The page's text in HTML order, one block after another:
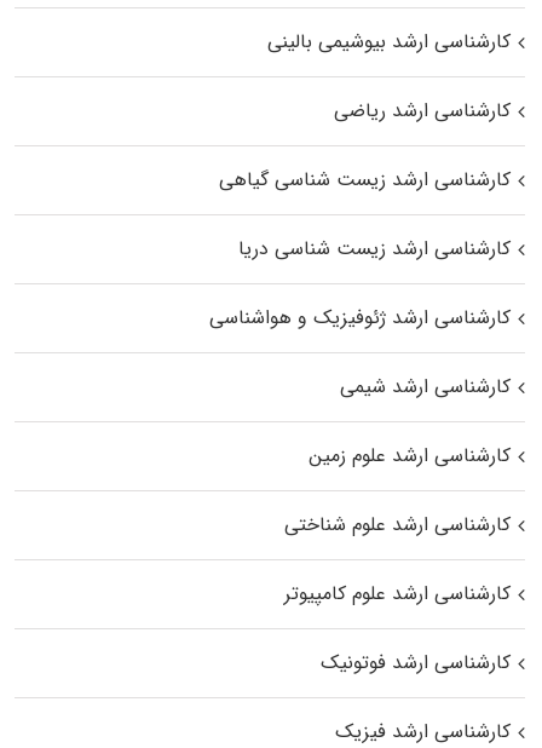
کارشناسی ارشد بیوشیمی بالینی
کارشناسی ارشد ریاضی
کارشناسی ارشد زیست‌ شناسی گیاهی
کارشناسی ارشد زیست‌ شناسی دریا
کارشناسی ارشد ژئوفیزیک و هواشناسی
کارشناسی ارشد شیمی
کارشناسی ارشد علوم زمین
کارشناسی ارشد علوم شناختی
کارشناسی ارشد علوم کامپیوتر
کارشناسی ارشد فوتونیک
کارشناسی ارشد فیزیک